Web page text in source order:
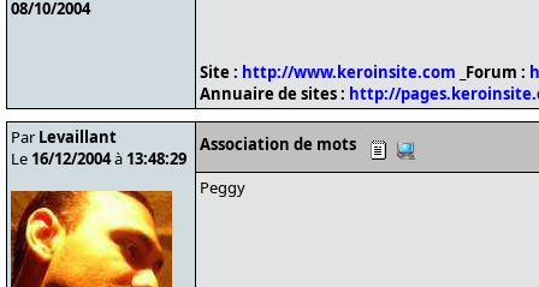
08/10/2004
Site : http://www.keroinsite.com _Forum :
Annuaire de sites : http://
Par Levaillant
Le 16/12/2004à 13:48:29
Association de mots
Peggy